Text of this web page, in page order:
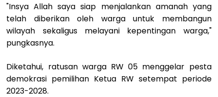
"Insya Allah saya siap menjalankan amanah yang
telah diberikan oleh warga untuk membangun
wilayah sekaligus melayani kepentingan warga,"
pungkasnya.
Diketahui, ratusan warga RW 05 menggelar pesta
demokrasi pemilihan Ketua RW setempat periode
2023-2028.